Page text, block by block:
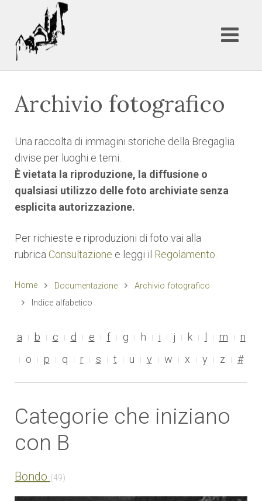
Archivio fotografico
Una raccolta di immagini storiche della Bregaglia
divise per luoghi e temi.
È vietata la riproduzione, la diffusione o
qualsiasi utilizzo delle foto archiviate senza
esplicita autorizzazione.
Per richieste e riproduzioni di foto vai alla
rubrica Consultazione e leggi il Regolamento
Home Documentazione
Archivio fotografico
Indice alfabetico
a b c d e f g h i j k m
n
o
p q r s t u v w x y z #
Categorie che iniziano
con B
Bondo (49)